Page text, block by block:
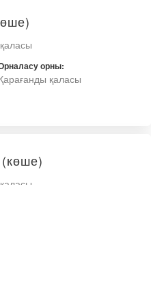
орны:
қаласы
(көше)